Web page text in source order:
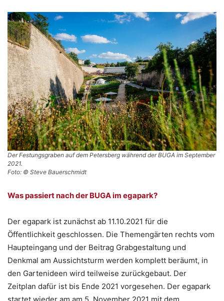
Der Festungsgraben auf dem Petersberg während der BUGA im September
2021.
Foto: © Steve Bauerschmidt
Was passiert nach der BUGA im egapark?
Der egapark ist zunächst ab 11.10.2021 für die
Öffentlichkeit geschlossen. Die Themengärten rechts vom
Haupteingang und der Beitrag Grabgestaltung und
Denkmal am Aussichtsturm werden komplett beräumt, in
den Gartenideen wird teilweise zurückgebaut. Der
Zeitplan dafür ist bis Ende 2021 vorgesehen. Der egapark